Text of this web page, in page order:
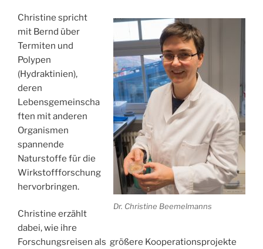
Dr. Christine Beemelmanns
Christine spricht
mit Bernd über
Termiten und
Polypen
(Hydraktinien),
deren
Lebensgemeinscha
ften mit anderen
Organismen
spannende
Naturstoffe für die
Wirkstoffforschung
hervorbringen.
Christine erzählt
dabei, wie ihre
Forschungsreisen als größere Kooperationsprojekte